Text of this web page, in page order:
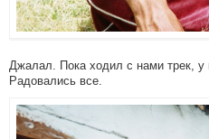
Джалал. Пока ходил с нами трек, у
Радовались все.